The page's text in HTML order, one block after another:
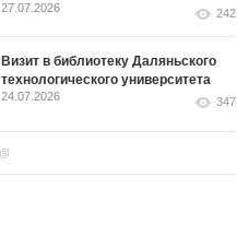
27.07.2026 242
Визит в библиотеку Даляньского
технологического университета
24.07.2026 347